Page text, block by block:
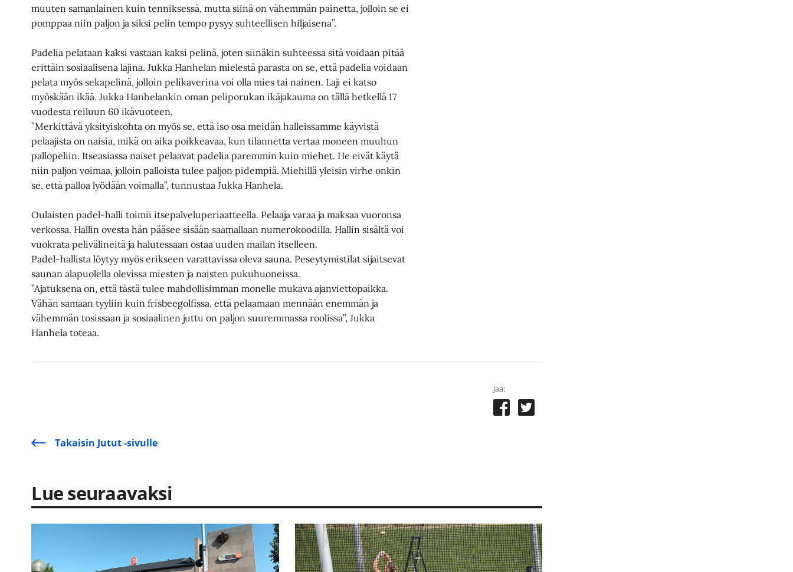
muuten samanlainen kuin tenniksessä, mutta siinä on vähemmän painetta, jolloin se ei
pomppaa niin paljon ja siksi pelin tempo pysyy suhteellisen hiljaisena”.
Padelia pelataan kaksi vastaan kaksi pelinä, joten siinäkin suhteessa sitä voidaan pitää
erittäin sosiaalisena lajina. Jukka Hanhelan mielestä parasta on se, että padelia voidaan
pelata myös sekapelinä, jolloin pelikaverina voi olla mies tai nainen. Laji ei katso
myöskään ikää. Jukka Hanhelankin oman peliporukan ikäjakauma on tällä hetkellä 17
vuodesta reiluun 60 ikävuoteen.
”Merkittävä yksityiskohta on myös se, että iso osa meidän halleissamme käyvistä
pelaajista on naisia, mikä on aika poikkeavaa, kun tilannetta vertaa moneen muuhun
pallopeliin. Itseasiassa naiset pelaavat padelia paremmin kuin miehet. He eivät käytä
niin paljon voimaa, jolloin palloista tulee paljon pidempiä. Miehillä yleisin virhe onkin
se, että palloa lyödään voimalla”, tunnustaa Jukka Hanhela.
Oulaisten padel-halli toimii itsepalveluperiaatteella. Pelaaja varaa ja maksaa vuoronsa
verkossa. Hallin ovesta hän pääsee sisään saamallaan numerokoodilla. Hallin sisältä voi
vuokrata pelivälineitä ja halutessaan ostaa uuden mailan itselleen.
Padel-hallista löytyy myös erikseen varattavissa oleva sauna. Peseytymistilat sijaitsevat
saunan alapuolella olevissa miesten ja naisten pukuhuoneissa.
”Ajatuksena on, että tästä tulee mahdollisimman monelle mukava ajanviettopaikka.
Vähän samaan tyyliin kuin frisbeegolfissa, että pelaamaan mennään enemmän ja
vähemmän tosissaan ja sosiaalinen juttu on paljon suuremmassa roolissa”, Jukka
Hanhela toteaa.
Jaa:
Takaisin Jutut -sivulle
Lue seuraavaksi